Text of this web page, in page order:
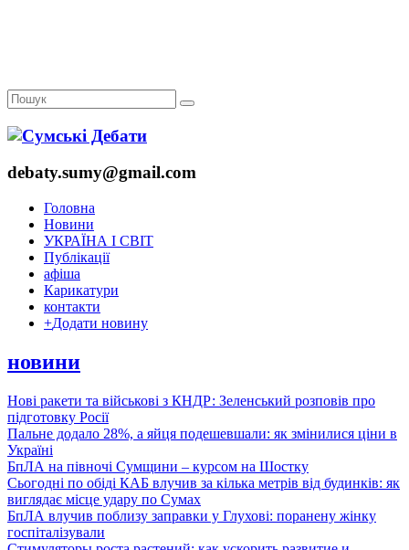
debaty.sumy@gmail.com
Головна
Новини
УКРАЇНА І СВІТ
Публікації
афіша
Карикатури
контакти
+Додати новину
новини
Нові ракети та військові з КНДР: Зеленський розповів про
підготовку Росії
Пальне додало 28%, а яйця подешевшали: як змінилися ціни в
Україні
БпЛА на півночі Сумщини – курсом на Шостку
Сьогодні по обіді КАБ влучив за кілька метрів від будинків: як
виглядає місце удару по Сумах
БпЛА влучив поблизу заправки у Глухові: поранену жінку
госпіталізували